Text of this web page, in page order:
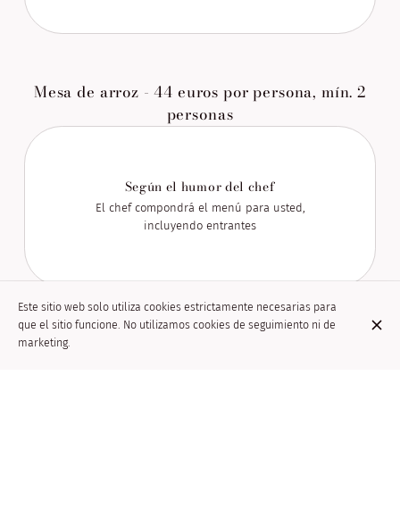
Mesa de arroz - 44 euros por persona, mín. 2
personas
Según el humor del chef
El chef compondrá el menú para usted,
incluyendo entrantes
Fondue china - 38 euros por persona
Este sitio web solo utiliza cookies estrictamente necesarias para
que el sitio funcione. No utilizamos cookies de seguimiento ni de
marketing.